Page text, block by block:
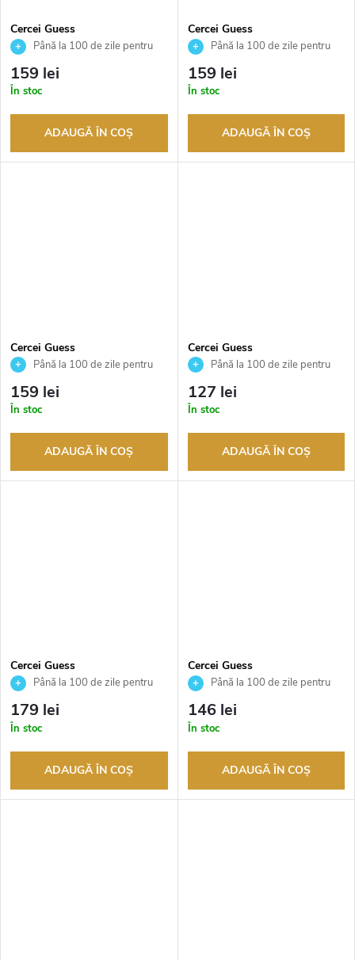
Cercei Guess
JUBE04154JWYGT
Până la 100 de zile pentru
returnarea bunurilor. Vânzător
autorizat
159 lei
În stoc
ADAUGĂ ÎN COŞ
Cercei Guess
JUBE04154JWRHT
Până la 100 de zile pentru
returnarea bunurilor. Vânzător
autorizat
159 lei
În stoc
ADAUGĂ ÎN COŞ
Cercei Guess
JUBE04084JWYGWHT
Până la 100 de zile pentru
autorizat
159 lei
În stoc
ADAUGĂ ÎN COŞ
Cercei Guess
JUBE04070JWRHT
Până la 100 de zile pentru
autorizat
127 lei
În stoc
ADAUGĂ ÎN COŞ
Cercei Guess
JUBE04054JWYGWHT
Până la 100 de zile pentru
returnarea bunurilor. Vânzător
autorizat
179 lei
În stoc
ADAUGĂ ÎN COŞ
Cercei Guess
JUBE03299JWRHT
Până la 100 de zile pentru
returnarea bunurilor. Vânzător
autorizat
146 lei
În stoc
ADAUGĂ ÎN COŞ